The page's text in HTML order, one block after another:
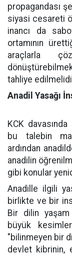
propagandası
siyasi cesareti
inancı da
ortamının
araçlarla
tahliye
Anadil Yasağı
KCK
bu talebin
ardından
anadilin
gibi konular
Anadille ilgili
birlikte ve bir
Bir dilin yaşam
büyük
"bilinmeyen bir
devlet kibrinin,